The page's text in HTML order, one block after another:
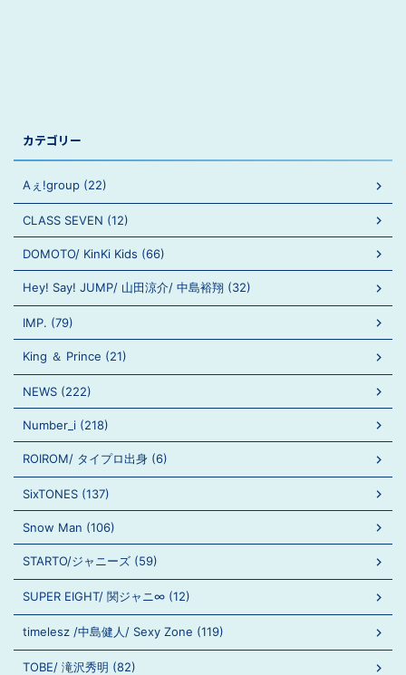
カテゴリー
Aぇ!group (22)
CLASS SEVEN (12)
DOMOTO/ KinKi Kids (66)
Hey! Say! JUMP/ 山田涼介/ 中島裕翔 (32)
IMP. (79)
King ＆ Prince (21)
NEWS (222)
Number_i (218)
ROIROM/ タイプロ出身 (6)
SixTONES (137)
Snow Man (106)
STARTO/ジャニーズ (59)
SUPER EIGHT/ 関ジャニ∞ (12)
timelesz /中島健人/ Sexy Zone (119)
TOBE/ 滝沢秀明 (82)